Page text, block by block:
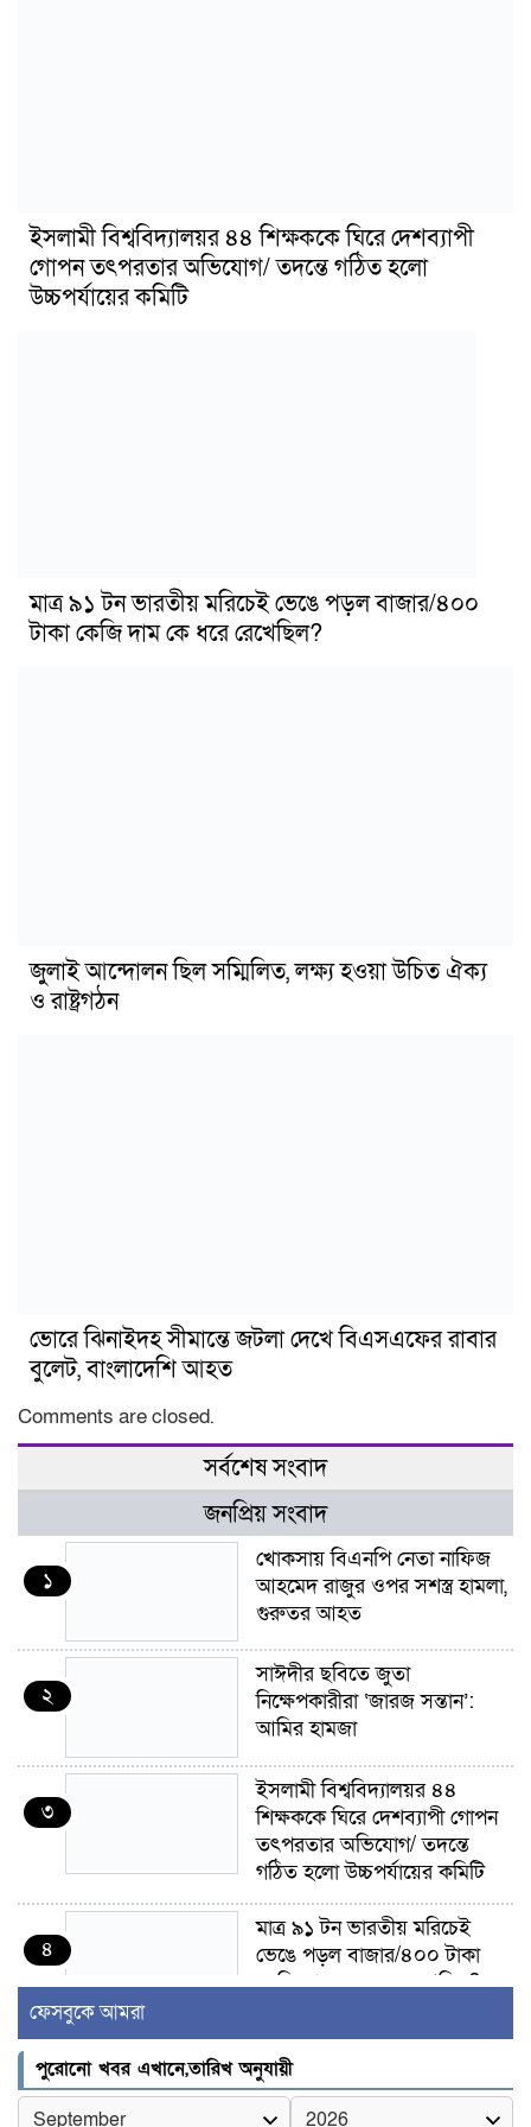
ইসলামী বিশ্ববিদ্যালয়র ৪৪ শিক্ষককে ঘিরে দেশব্যাপী
গোপন তৎপরতার অভিযোগ/ তদন্তে গঠিত হলো
উচ্চপর্যায়ের কমিটি
মাত্র ৯১ টন ভারতীয় মরিচেই ভেঙে পড়ল বাজার/৪০০
টাকা কেজি দাম কে ধরে রেখেছিল?
জুলাই আন্দোলন ছিল সম্মিলিত, লক্ষ্য হওয়া উচিত ঐক্য
ও রাষ্ট্রগঠন
ভোরে ঝিনাইদহ সীমান্তে জটলা দেখে বিএসএফের রাবার
বুলেট, বাংলাদেশি আহত
Comments are closed.
সর্বশেষ সংবাদ
জনপ্রিয় সংবাদ
১
খোকসায় বিএনপি নেতা নাফিজ
আহমেদ রাজুর ওপর সশস্ত্র হামলা,
গুরুতর আহত
২
সাঈদীর ছবিতে জুতা
নিক্ষেপকারীরা ‘জারজ সন্তান’:
আমির হামজা
৩
ইসলামী বিশ্ববিদ্যালয়র ৪৪
শিক্ষককে ঘিরে দেশব্যাপী গোপন
তৎপরতার অভিযোগ/ তদন্তে
গঠিত হলো উচ্চপর্যায়ের কমিটি
৪
মাত্র ৯১ টন ভারতীয় মরিচেই
ভেঙে পড়ল বাজার/৪০০ টাকা
কেজি দাম কে ধরে রেখেছিল?
৫
জুলাই আন্দোলন ছিল সম্মিলিত,
লক্ষ্য হওয়া উচিত ঐক্য ও
রাষ্ট্রগঠন
ফেসবুকে আমরা
পুরোনো খবর এখানে,তারিখ অনুযায়ী